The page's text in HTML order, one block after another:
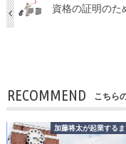
資格の証明のた
RECOMMEND こちら
加藤将太が起業する